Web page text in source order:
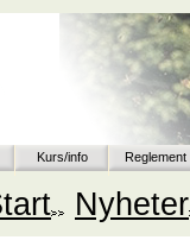
Kurs/info Reglement
Nyheter